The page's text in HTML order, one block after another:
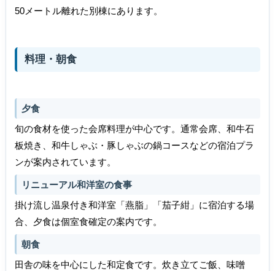
50メートル離れた別棟にあります。
料理・朝食
夕食
旬の食材を使った会席料理が中心です。通常会席、和牛石
板焼き、和牛しゃぶ・豚しゃぶの鍋コースなどの宿泊プラ
ンが案内されています。
リニューアル和洋室の食事
掛け流し温泉付き和洋室「燕脂」「茄子紺」に宿泊する場
合、夕食は個室食確定の案内です。
朝食
田舎の味を中心にした和定食です。炊き立てご飯、味噌